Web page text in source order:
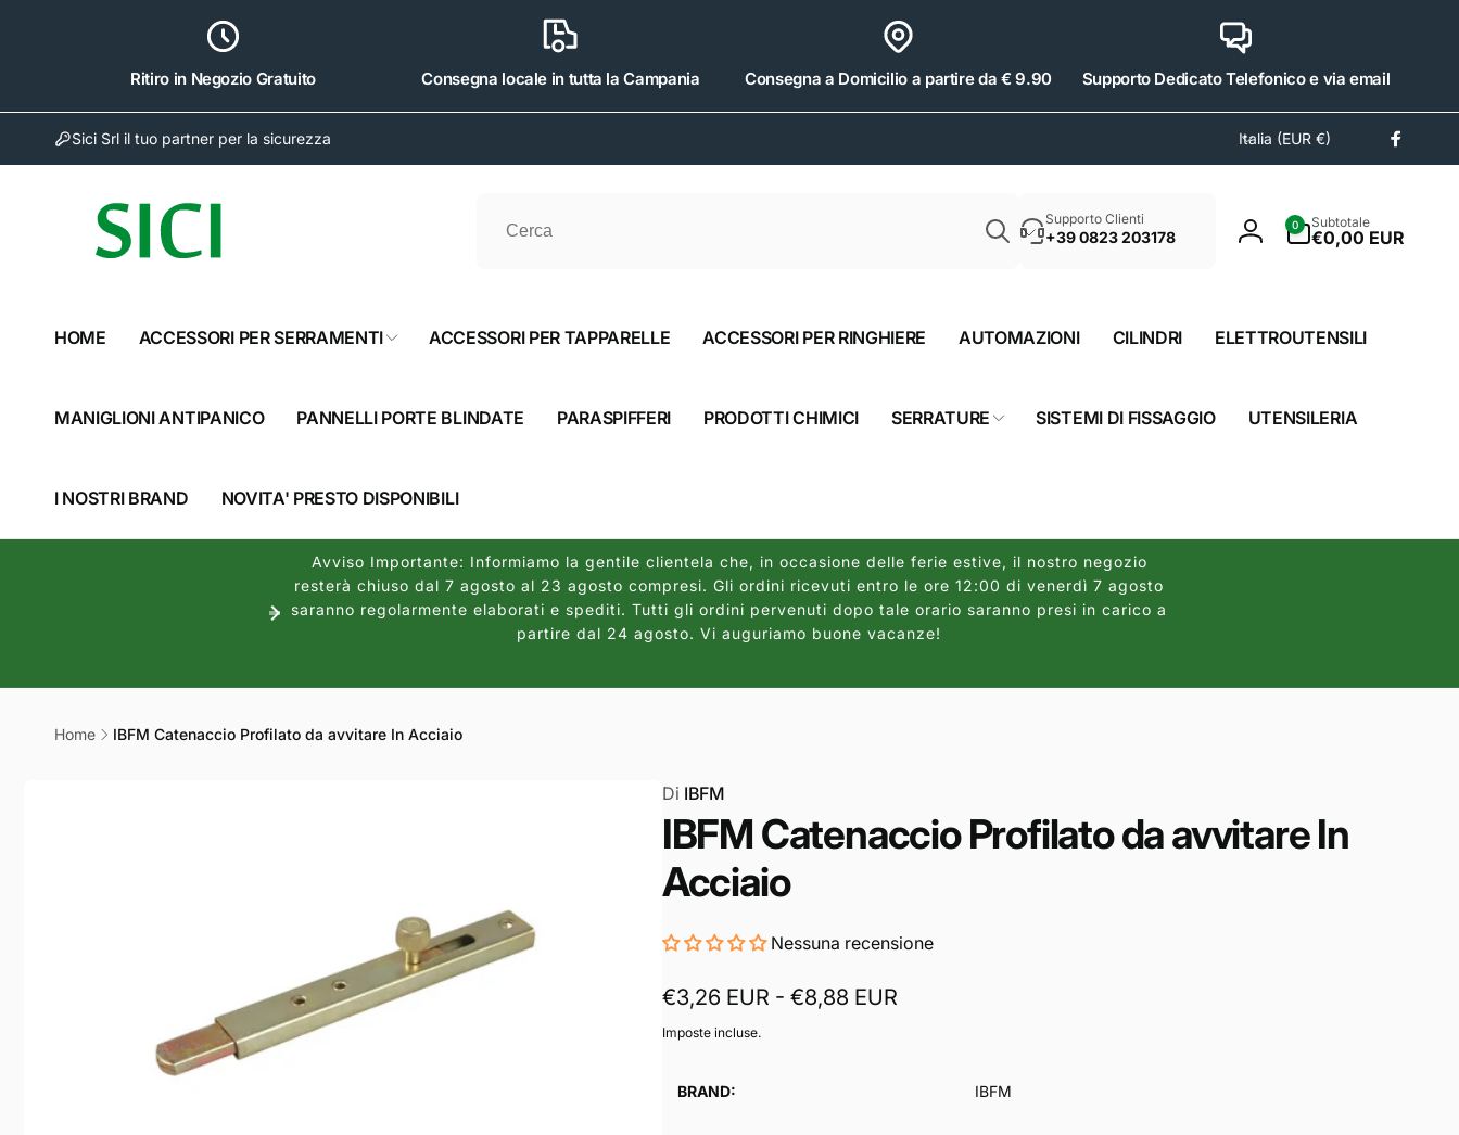
Ritiro in Negozio Gratuito Consegna locale in tutta la Campania Consegna a Domicilio a partire da € 9.90 Supporto Dedicato Telefonico e via email
Sici Srl il tuo partner per la sicurezza
e
Italia (EUR €)
Supporto Clienti
+39 0823 203178 Accedi
0
articoli
Subtotale
€0,00 EUR
HOME ACCESSORI PER SERRAMENTI ACCESSORI PER TAPPARELLE ACCESSORI PER RINGHIERE AUTOMAZIONI CILINDRI ELETTROUTENSILI
MANIGLIONI ANTIPANICO PANNELLI PORTE BLINDATE PARASPIFFERI PRODOTTI CHIMICI SERRATURE SISTEMI DI FISSAGGIO UTENSILERIA
I NOSTRI BRAND NOVITA' PRESTO DISPONIBILI
Avviso Importante: Informiamo la gentile clientela che, in occasione delle ferie estive, il nostro negozio
resterà chiuso dal 7 agosto al 23 agosto compresi. Gli ordini ricevuti entro le ore 12:00 di venerdì 7 agosto
saranno regolarmente elaborati e spediti. Tutti gli ordini pervenuti dopo tale orario saranno presi in carico a
partire dal 24 agosto. Vi auguriamo buone vacanze!
Home IBFM Catenaccio Profilato da avvitare In Acciaio
Di IBFM
IBFM Catenaccio Profilato da avvitare In
Acciaio
Nessuna recensione
€3,26 EUR - €8,88 EUR
Imposte incluse.
BRAND: IBFM
Sici Srl
Via Napoli 475